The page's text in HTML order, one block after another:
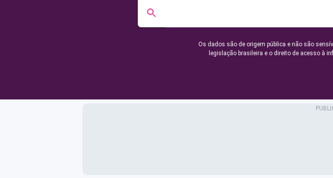
Os dados são de origem pública e não são
legislação brasileira e o direito de acesso à